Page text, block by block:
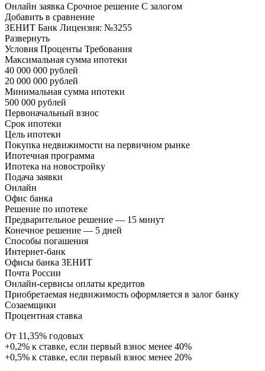
Онлайн заявка Срочное решение С залогом
Добавить в сравнение
ЗЕНИТ Банк Лицензия: №3255
Развернуть
Условия Проценты Требования
Максимальная сумма ипотеки
40 000 000 рублей
20 000 000 рублей
Минимальная сумма ипотеки
500 000 рублей
Первоначальный взнос
Срок ипотеки
Цель ипотеки
Покупка недвижимости на первичном рынке
Ипотечная программа
Ипотека на новостройку
Подача заявки
Онлайн
Офис банка
Решение по ипотеке
Предварительное решение — 15 минут
Конечное решение — 5 дней
Способы погашения
Интернет-банк
Офисы банка ЗЕНИТ
Почта России
Онлайн-сервисы оплаты кредитов
Приобретаемая недвижимость оформляется в залог банку
Созаемщики
Процентная ставка
От 11,35% годовых
+0,2% к ставке, если первый взнос менее 40%
+0,5% к ставке, если первый взнос менее 20%